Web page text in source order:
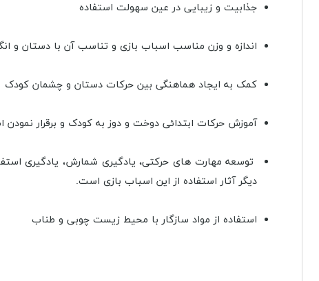
جذابیت و زیبایی در عین سهولت استفاده
اندازه و وزن مناسب اسباب بازی و تناسب آن با دستان و
کمک به ایجاد هماهنگی بین حرکات دستان و چشمان کودک
آموزش حرکات ابتدائی دوخت و دوز به کودک و برقرار نمودن
توسعه مهارت های حرکتی، یادگیری شمارش، یادگیری
دیگر آثار استفاده از این اسباب بازی است.
استفاده از مواد سازگار با محیط زیست چوبی و طناب